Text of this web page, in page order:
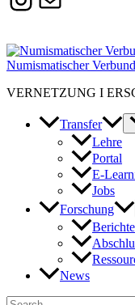
heidelberg.de
Numismatischer
VERNETZUNG I
Transfer
Lehre
Portal
E-
Jobs
Forschung
Berichte
News